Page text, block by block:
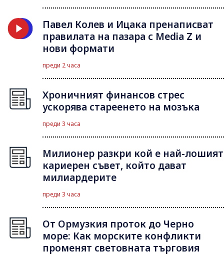
Павел Колев и Ицака пренаписват
правилата на пазара с Media Z и
нови формати
преди 2 часа
Хроничният финансов стрес
ускорява стареенето на мозъка
преди 3 часа
Милионер разкри кой е най-лошият
кариерен съвет, който дават
милиардерите
преди 3 часа
От Ормузкия проток до Черно
море: Как морските конфликти
променят световната търговия